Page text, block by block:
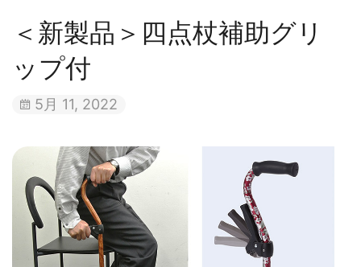
＜新製品＞四点杖補助グリ
ップ付
5月 11, 2022